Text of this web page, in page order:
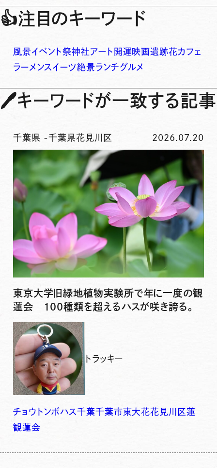
👍注目のキーワード
風景イベント祭神社アート 開運映画遺跡花カフェ
ラーメンスイーツ絶景ランチグルメ
🖊キーワードが一致する記事
千葉県 -千葉県花見川区 2026.07.20
東京大学旧緑地植物実験所で年に一度の観
蓮会 100種類を超えるハスが咲き誇る。
トラッキー
チョウトンボハス千葉千葉市東大花花見川区蓮
観蓮会